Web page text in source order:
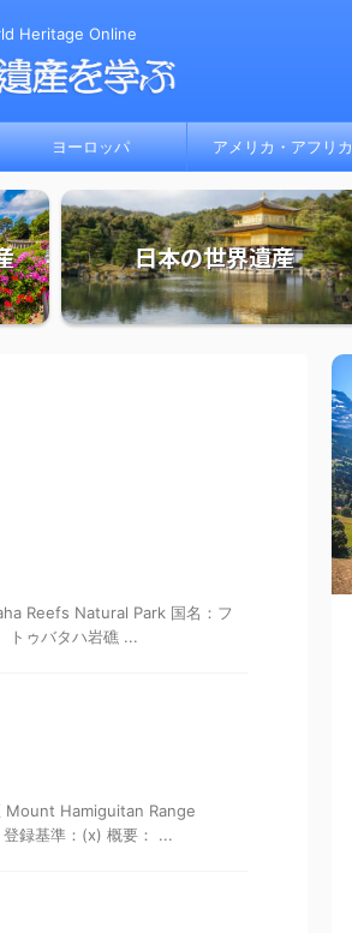
Heritage Online
ヨーロッパ アメリカ・アフリカ
日本の世界遺産
Reefs Natural Park 国名：フ
トゥバタハ岩礁 ...
Mount Hamiguitan Range
録基準：(x) 概要： ...